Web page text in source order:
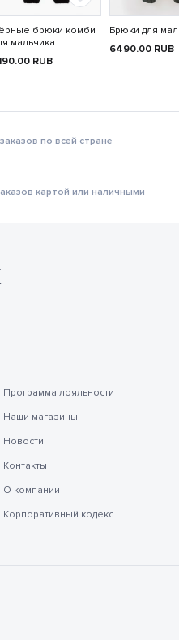
брюки комби
мальчика
RUB
Брюки для
6490.00 RUB
по всей стране
картой или наличными
Программа лояльности
Наши магазины
Новости
Контакты
О компании
Корпоративный кодекс